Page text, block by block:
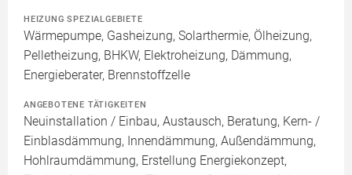
HEIZUNG SPEZIALGEBIETE
Wärmepumpe, Gasheizung, Solarthermie, Ölheizung,
Pelletheizung, BHKW, Elektroheizung, Dämmung,
Energieberater, Brennstoffzelle
ANGEBOTENE TÄTIGKEITEN
Neuinstallation / Einbau, Austausch, Beratung, Kern- /
Einblasdämmung, Innendämmung, Außendämmung,
Hohlraumdämmung, Erstellung Energiekonzept,